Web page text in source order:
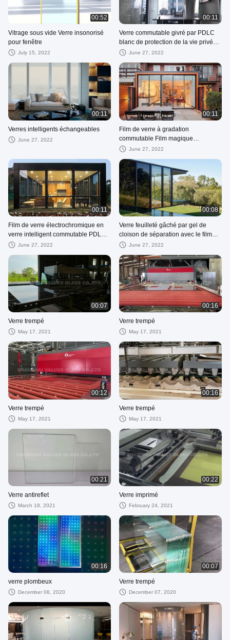
00:52
Vitrage sous vide Verre insonorisé
pour fenêtre
July 15, 2022
00:11
Verre commutable givré par PDLC
blanc de protection de la vie privée
pour le lieu de réunion
June 27, 2022
00:11
Verres intelligents échangeables
June 27, 2022
00:11
Film de verre à gradation
commutable Film magique
intelligent PDLC
June 27, 2022
00:11
Film de verre électrochromique en
verre intelligent commutable PDLC
plat June 27, 2022
00:08
Verre feuilleté gâché par gel de
cloison de séparation avec le film
futé commutable
June 27, 2022
00:07
Verre trempé
May 17, 2021
00:16
Verre trempé
May 17, 2021
00:12
Verre trempé
May 17, 2021
00:16
Verre trempé
May 17, 2021
00:21
Verre antireflet
March 18, 2021
00:22
Verre imprimé
February 24, 2021
00:16
verre plombeux
December 08, 2020
00:07
Verre trempé
December 07, 2020